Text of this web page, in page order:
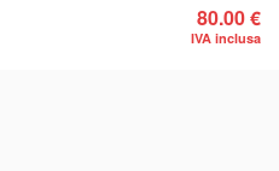
80.00 €
IVA inclusa